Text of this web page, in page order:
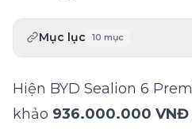
Mục lục 10 mục
Hiện BYD Sealion 6
khảo 936.000.000 VNĐ